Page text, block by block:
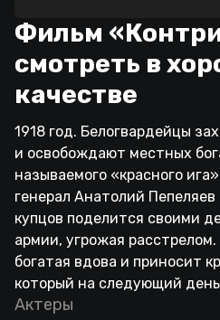
Фильм
смотреть в
качестве
1918 год. Белогвардейцы
и освобождают местных
называемого «красного
генерал Анатолий
купцов поделится своими
армии, угрожая
богатая вдова и приносит
который на следующий
Актеры